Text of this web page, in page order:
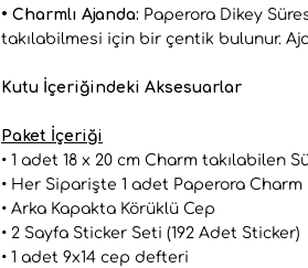
• Charmlı Ajanda: Paperora Dikey
takılabilmesi için bir çentik bulunur.
Kutu İçeriğindeki Aksesuarlar
Paket İçeriği
• 1 adet 18 x 20 cm Charm takılabilen
• Her Siparişte 1 adet Paperora Charm
• Arka Kapakta Körüklü Cep
• 2 Sayfa Sticker Seti (192 Adet Sticker)
• 1 adet 9x14 cep defteri